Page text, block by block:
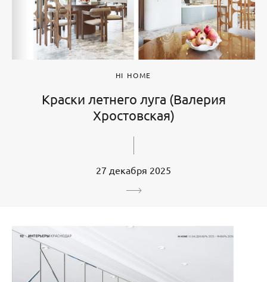
HI HOME
Краски летнего луга (Валерия
Хростовская)
27 декабря 2025